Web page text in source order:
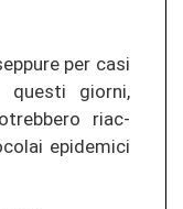
per casi
gior­ni,
riac­
epi­de­mi­ci